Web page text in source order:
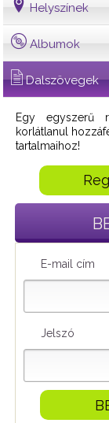
Helyszínek
Albumok
Dalszövegek
Egy egyszerű
korlátlanul
tartalmaihoz!
E-mail cím
Jelszó